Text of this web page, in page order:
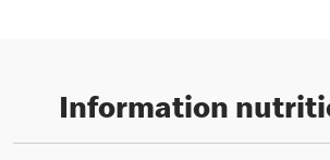
Information